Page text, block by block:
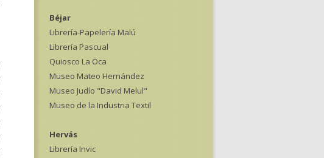
Béjar
Librería-Papelería Malú
Librería Pascual
Quiosco La Oca
Museo Mateo Hernández
Museo Judío "David Melul"
Museo de la Industria Textil
Hervás
Librería Invic